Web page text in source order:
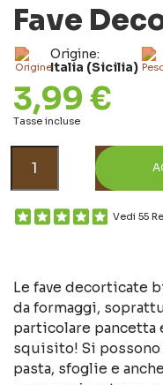
Fave
Origine:
Italia (Sicilia)
3,99 €
Tasse incluse
Vedi 55
Le fave decorticate
da formaggi,
particolare
squisito! Si
pasta, sfoglie e